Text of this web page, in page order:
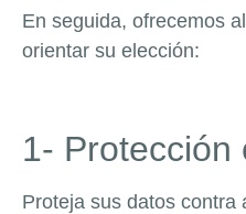
En seguida, ofrecemos
orientar su elección:
1- Protección
Proteja sus datos contra